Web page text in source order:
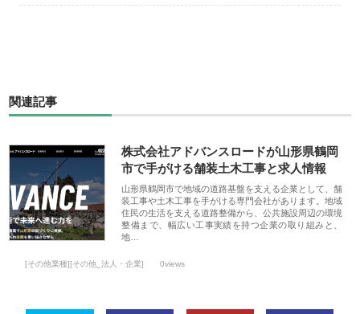
関連記事
株式会社アドバンスロードが山形県鶴岡
市で手がける舗装土木工事と求人情報
山形県鶴岡市で地域の道路基盤を支える企業として、舗
装工事や土木工事を手がける専門会社があります。地域
住民の生活を支える道路整備から、公共施設周辺の環境
整備まで、幅広い工事実績を持つ企業の取り組みと、
地…
[その他業種][その他_法人・企業] 0views